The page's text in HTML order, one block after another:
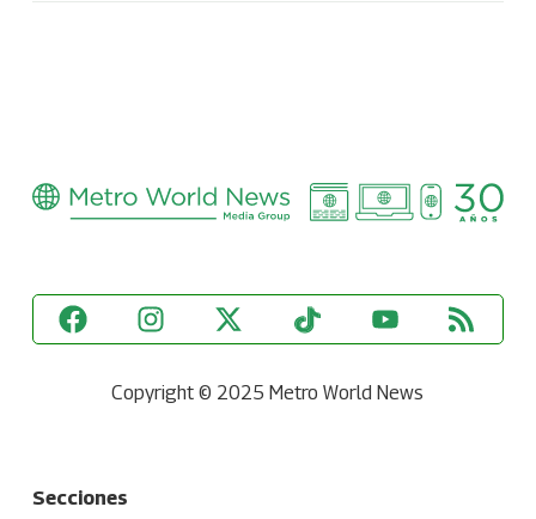
Copyright © 2025 Metro World News
Secciones